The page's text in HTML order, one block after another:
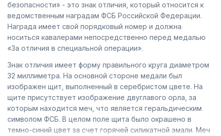
безопасности» - это знак отличия, который относится к
ведомственным наградам ФСБ Российской Федерации.
Награда имеет свой порядковый номер и должна
носиться кавалерами непосредственно перед медалью
«За отличия в специальной операции».
Знак отличия имеет форму правильного круга диаметром
32 миллиметра. На основной стороне медали был
изображен щит, выполненный в серебристом цвете. На
щите присутствует изображение двуглавого орла, за
которым находится меч, что является геральдическим
символом ФСБ. В целом поле щита было окрашено в
темно-синий цвет за счет горячей силикатной эмали. Меч